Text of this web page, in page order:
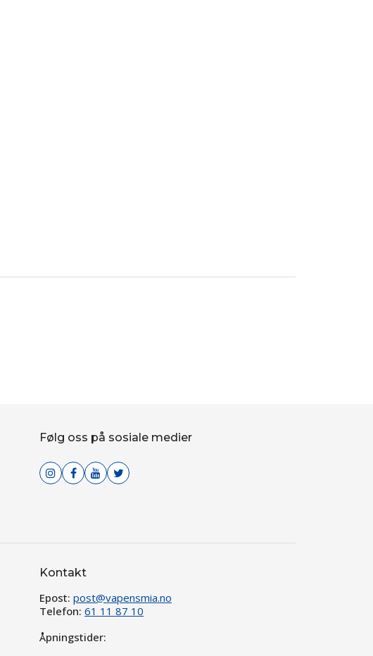
Følg oss på sosiale medier
Kontakt
Epost: post@vapensmia.no
Telefon: 61 11 87 10
Åpningstider: